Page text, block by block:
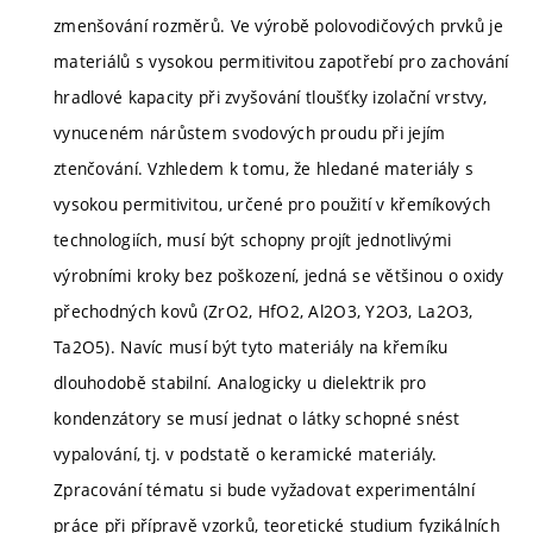
zmenšování rozměrů. Ve výrobě polovodičových prvků je
materiálů s vysokou permitivitou zapotřebí pro zachování
hradlové kapacity při zvyšování tloušťky izolační vrstvy,
vynuceném nárůstem svodových proudu při jejím
ztenčování. Vzhledem k tomu, že hledané materiály s
vysokou permitivitou, určené pro použití v křemíkových
technologiích, musí být schopny projít jednotlivými
výrobními kroky bez poškození, jedná se většinou o oxidy
přechodných kovů (ZrO2, HfO2, Al2O3, Y2O3, La2O3,
Ta2O5). Navíc musí být tyto materiály na křemíku
dlouhodobě stabilní. Analogicky u dielektrik pro
kondenzátory se musí jednat o látky schopné snést
vypalování, tj. v podstatě o keramické materiály.
Zpracování tématu si bude vyžadovat experimentální
práce při přípravě vzorků, teoretické studium fyzikálních